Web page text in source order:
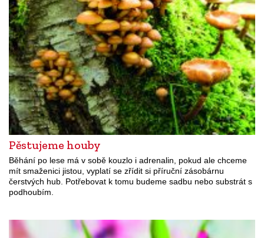
Pěstujeme houby
Běhání po lese má v sobě kouzlo i adrenalin, pokud ale chceme
mít smaženici jistou, vyplatí se zřídit si příruční zásobárnu
čerstvých hub. Potřebovat k tomu budeme sadbu nebo substrát s
podhoubím.